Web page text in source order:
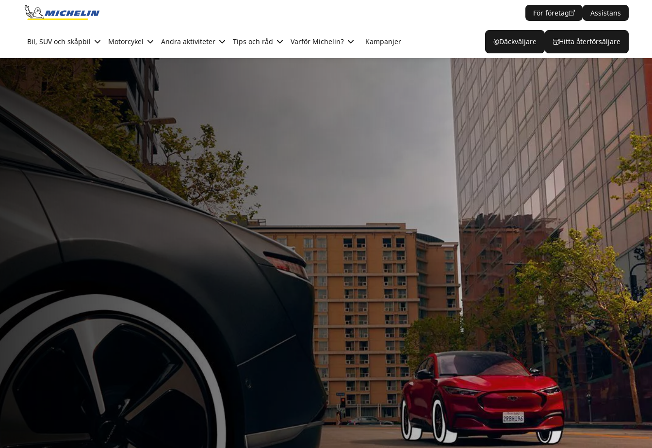
Go to page content
För företag Assistans
Bil, SUV och skåpbil Motorcykel Andra aktiviteter Tips och råd Varför Michelin? Kampanjer Däckväljare Hitta återförsäljare